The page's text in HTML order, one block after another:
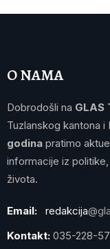
O NAMA
Dobrodošli na GLAS
Tuzlanskog kantona
godina pratimo
informacije iz
života.
Email: redakcija
Kontakt: 035-228-